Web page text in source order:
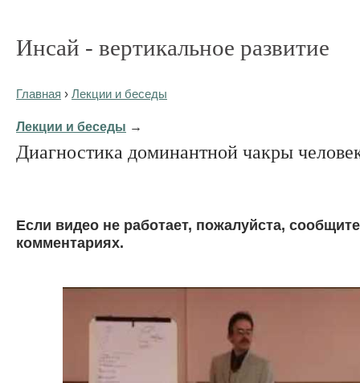
Инсай - вертикальное развитие
Главная › Лекции и беседы
Лекции и беседы →
Диагностика доминантной чакры
Eсли видео не работает, пожалуйста,
комментариях.